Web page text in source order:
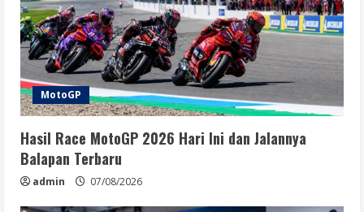
MotoGP
Hasil Race MotoGP 2026 Hari Ini dan Jalannya
Balapan Terbaru
admin 07/08/2026